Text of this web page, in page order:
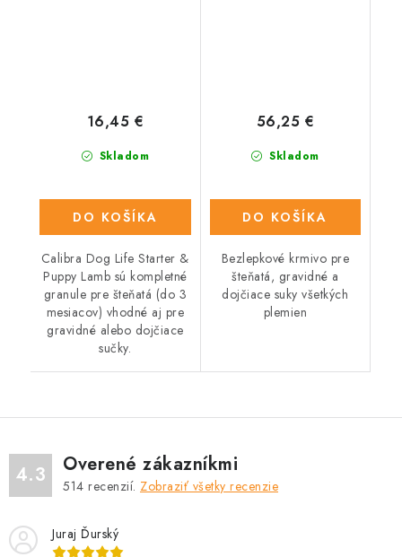
Skladom
16,45 €
DO KOŠÍKA
Calibra Dog Life Starter &
Puppy Lamb sú kompletné
granule pre šteňatá (do 3
mesiacov) vhodné aj pre
gravidné alebo dojčiace
sučky.
Skladom
56,25 €
DO KOŠÍKA
Bezlepkové krmivo pre
šteňatá, gravidné a
dojčiace suky všetkých
plemien
4.3 Overené zákazníkmi
514 recenzií. Zobraziť všetky recenzie
Juraj Ďurský